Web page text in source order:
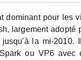
dominant pour les
largement adopté
jusqu'à la mi-2010.
ou VP6 avec